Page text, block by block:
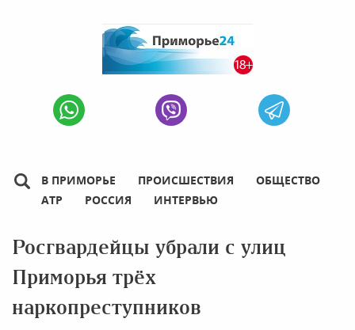
В ПРИМОРЬЕ ПРОИСШЕСТВИЯ
ОБЩЕСТВО
АТР
РОССИЯ ИНТЕРВЬЮ
Росгвардейцы убрали с улиц
Приморья трёх
наркопреступников